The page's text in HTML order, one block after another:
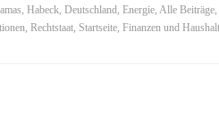
, Habeck, Deutschland, Energie, Alle Beiträge,
, Rechtstaat, Startseite, Finanzen und Haushalt